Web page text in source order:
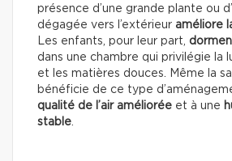
présence d’une grande plante ou
dégagée vers l’extérieur améliore
Les enfants, pour leur part,
dans une chambre qui privilégie la
et les matières douces. Même la
bénéficie de ce type
qualité de l’air améliorée et à une
stable.